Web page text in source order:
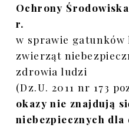
Ochrony
r.
w sprawie
zwierząt
zdrowia ludzi
(Dz.U. 2011 nr 173
okazy nie znajdują
niebezpiecznych dla